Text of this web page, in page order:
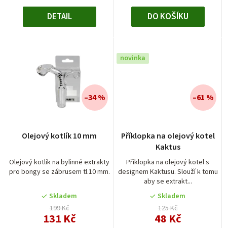
DETAIL DO KOŠÍKU
Olejový kotlík 10 mm
Olejový kotlík na bylinné extrakty
pro bongy se zábrusem tl.10 mm.
Skladem
199 Kč
131 Kč
–34 %
novinka
Příklopka na olejový kotel
Kaktus
Příklopka na olejový kotel s
designem Kaktusu. Slouží k tomu
aby se extrakt...
Skladem
125 Kč
48 Kč
–61 %